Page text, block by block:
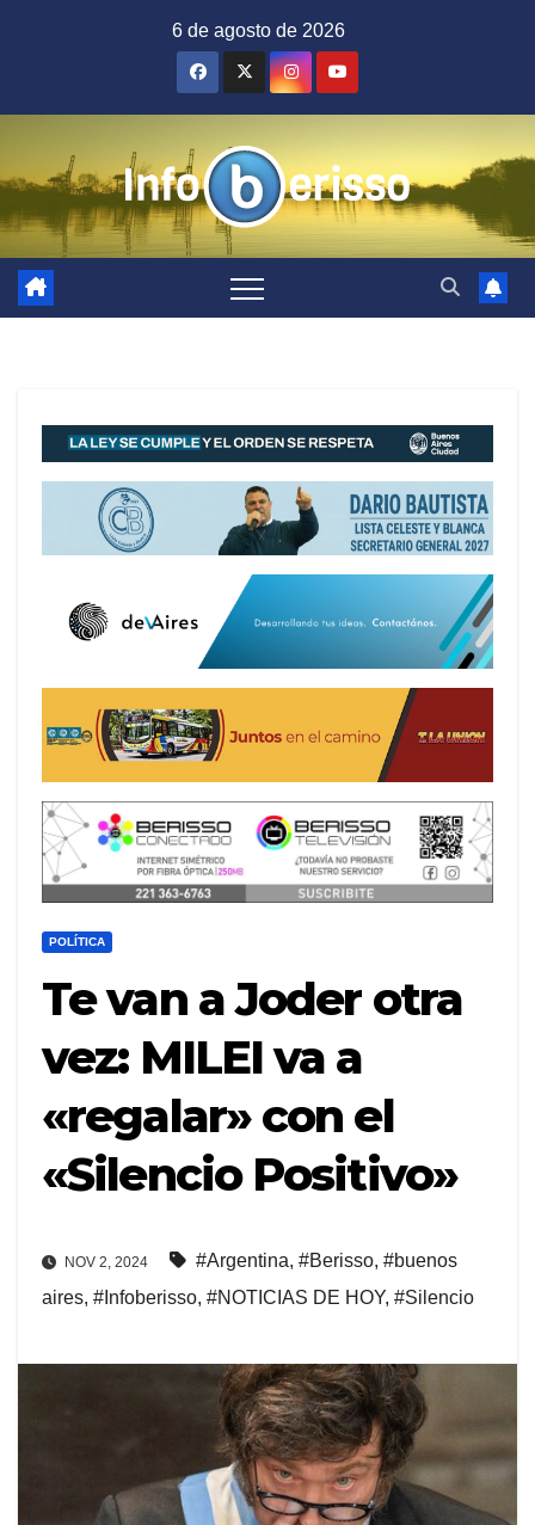
6 de agosto de 2026
POLÍTICA
Te van a Joder otra
vez: MILEI va a
«regalar» con el
«Silencio Positivo»
NOV 2, 2024 #Argentina, #Berisso, #buenos
aires, #Infoberisso, #NOTICIAS DE HOY, #Silencio